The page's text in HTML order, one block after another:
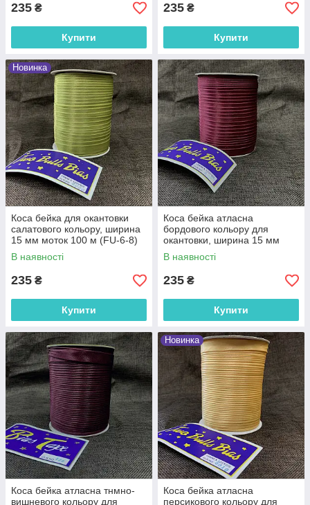
235 ₴
Купити
235 ₴
Купити
Новинка
Коса бейка для окантовки
салатового кольору, ширина
15 мм моток 100 м (FU-6-8)
В наявності
235 ₴
Купити
Коса бейка атласна
бордового кольору для
окантовки, ширина 15 мм
моток 100 м (FU-8137)
В наявності
235 ₴
Купити
Коса бейка атласна тнмно-
вишневого кольору для
Новинка
Коса бейка атласна
персикового кольору для